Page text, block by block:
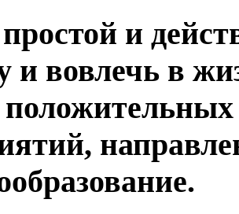
и
и вовлечь в